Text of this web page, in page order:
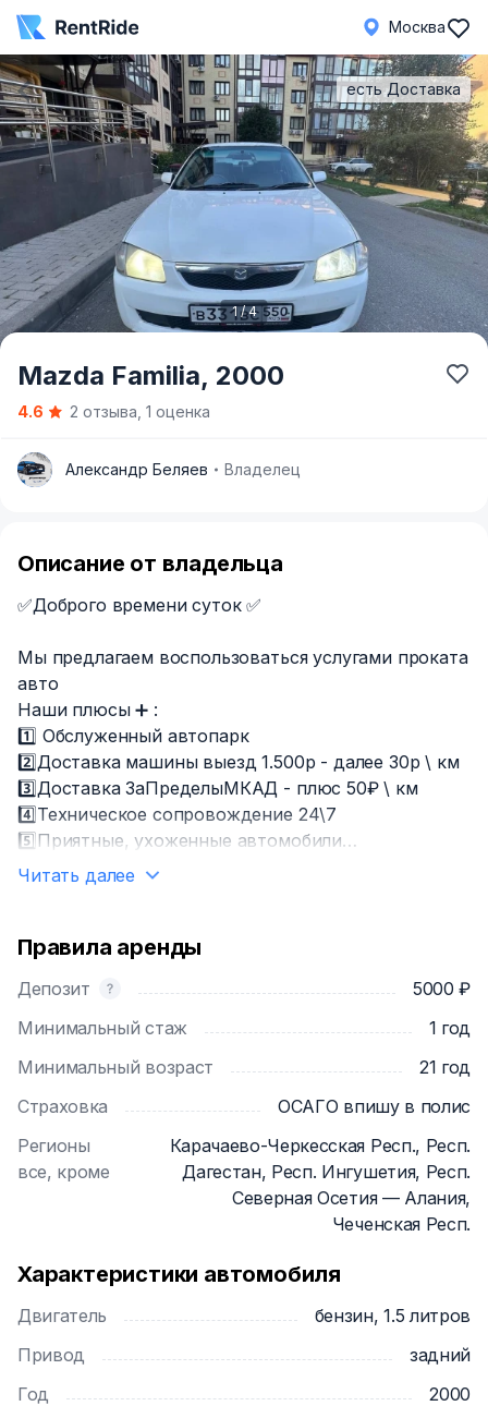
Москва
Item
1 / 4
есть Доставка
Mazda Familia, 2000
4.6 2 отзыва, 1 оценка
А Александр Беляев Владелец
Описание от владельца
✅Доброго времени суток ✅
Мы предлагаем воспользоваться услугами проката
авто
Наши плюсы ➕ :
1️⃣ Обслуженный автопарк
2️⃣Доставка машины выезд 1.500р - далее 30р \ км
3️⃣Доставка ЗаПределыМКАД - плюс 50₽ \ км
4️⃣Техническое сопровождение 24\7
5️⃣Приятные, ухоженные автомобили
6️⃣Коробка АКПП - Автомат
Плати только за пройденные км
За аренду от 1 до 7 суток - 8₽/км
За аренду от 8 до 14 суток - 7₽/км
Наши минусы ➖:
Простыми словами, сел поехал 👐🆗
Так же у нас 2 пункта выдачи автомобилей✅
2️⃣ Московский, Радужная 23
машину при самовывозе😎
Читать далее
Правила аренды
Депозит
5000 ₽
Минимальный стаж
1 год
Минимальный возраст
21 год
Страховка
ОСАГО впишу в полис
Регионы
все, кроме
Карачаево-Черкесская Респ., Респ.
Дагестан, Респ. Ингушетия, Респ.
Северная Осетия — Алания,
Чеченская Респ.
Характеристики автомобиля
Двигатель
бензин, 1.5 литров
Привод
задний
Год
2000